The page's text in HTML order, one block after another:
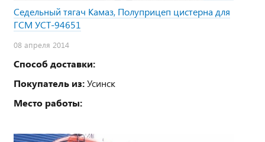
Седельный тягач Камаз, Полуприцеп цистерна для
ГСМ УСТ-94651
08 апреля 2014
Способ доставки:
Покупатель из:Усинск
Место работы: